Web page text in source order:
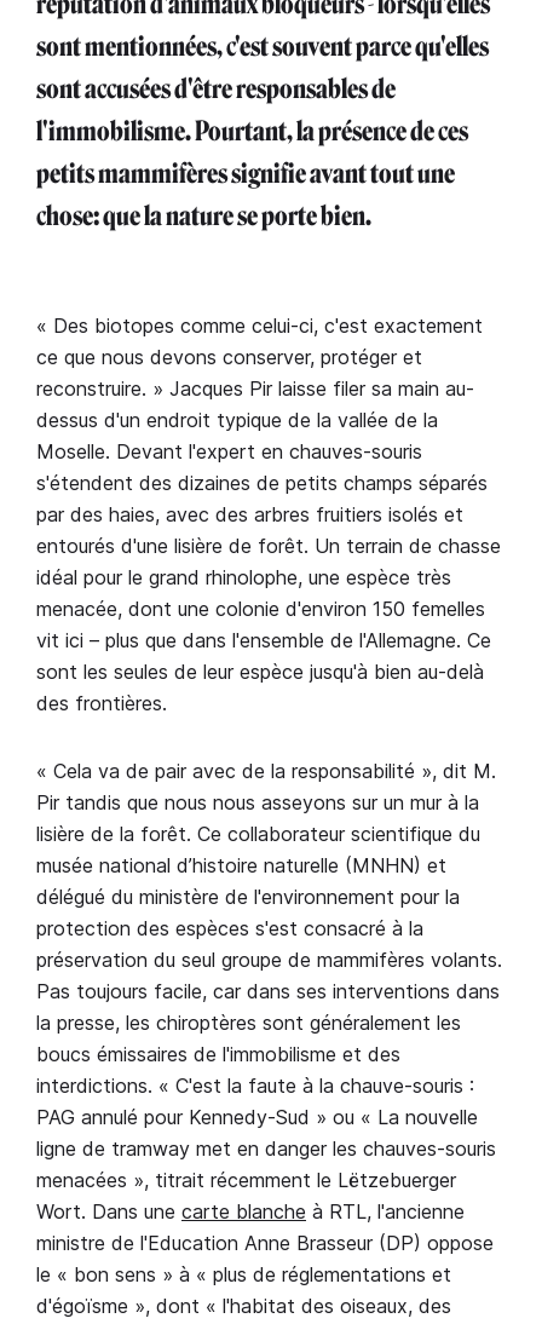
sont mentionnées, c'est souvent parce qu'elles
sont accusées d'être responsables de
l'immobilisme. Pourtant, la présence de ces
petits mammifères signifie avant tout une
chose: que la nature se porte bien.
« Des biotopes comme celui-ci, c'est exactement
ce que nous devons conserver, protéger et
reconstruire. » Jacques Pir laisse filer sa main au-
dessus d'un endroit typique de la vallée de la
Moselle. Devant l'expert en chauves-souris
s'étendent des dizaines de petits champs séparés
par des haies, avec des arbres fruitiers isolés et
entourés d'une lisière de forêt. Un terrain de chasse
idéal pour le grand rhinolophe, une espèce très
menacée, dont une colonie d'environ 150 femelles
vit ici – plus que dans l'ensemble de l'Allemagne. Ce
sont les seules de leur espèce jusqu'à bien au-delà
des frontières.
« Cela va de pair avec de la responsabilité », dit M.
Pir tandis que nous nous asseyons sur un mur à la
lisière de la forêt. Ce collaborateur scientifique du
musée national d’histoire naturelle (MNHN) et
délégué du ministère de l'environnement pour la
protection des espèces s'est consacré à la
préservation du seul groupe de mammifères volants.
Pas toujours facile, car dans ses interventions dans
la presse, les chiroptères sont généralement les
boucs émissaires de l'immobilisme et des
interdictions. « C'est la faute à la chauve-souris :
PAG annulé pour Kennedy-Sud » ou « La nouvelle
ligne de tramway met en danger les chauves-souris
menacées », titrait récemment le Lëtzebuerger
Wort. Dans une carte blanche à RTL, l'ancienne
ministre de l'Education Anne Brasseur (DP) oppose
le « bon sens » à « plus de réglementations et
d'égoïsme », dont « l'habitat des oiseaux, des